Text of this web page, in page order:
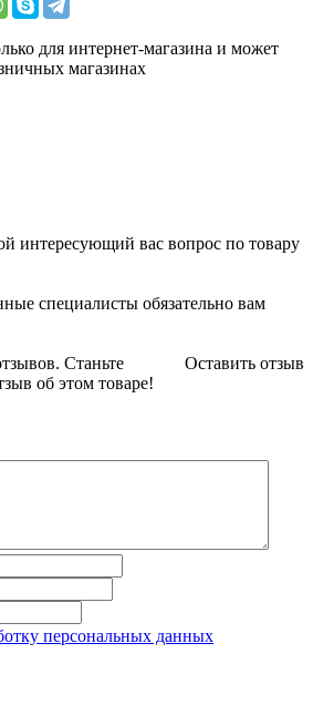
для интернет-магазина и может
магазинах
интересующий вас вопрос по товару
специалисты обязательно вам
Оставить отзыв
Станьте
об этом товаре!
персональных данных